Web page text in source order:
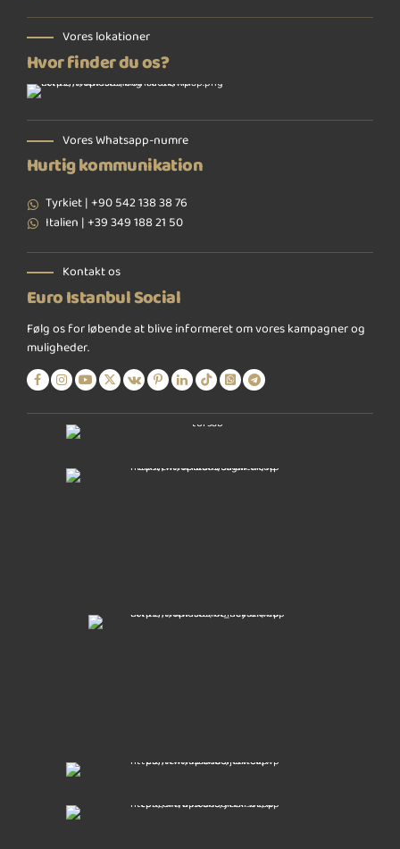
Vores lokationer
Hvor finder du os?
Vores Whatsapp-numre
Hurtig kommunikation
Tyrkiet | +90 542 138 38 76
Italien | +39 349 188 21 50
Kontakt os
Euro Istanbul Social
Følg os for løbende at blive informeret om vores kampagner og
muligheder.